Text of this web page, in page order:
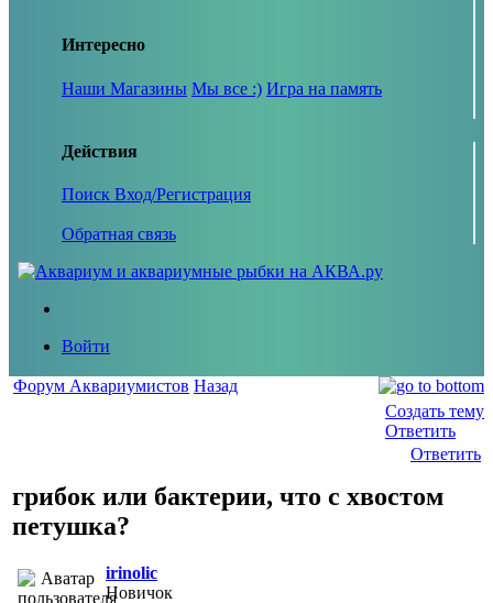
Интересно
Наши Магазины Мы все :) Игра на память
Действия
Поиск Вход/Регистрация
Обратная связь
Войти
Форум Аквариумистов Назад
Создать тему
Ответить
Ответить
грибок или бактерии, что с хвостом
петушка?
irinolic
Новичок